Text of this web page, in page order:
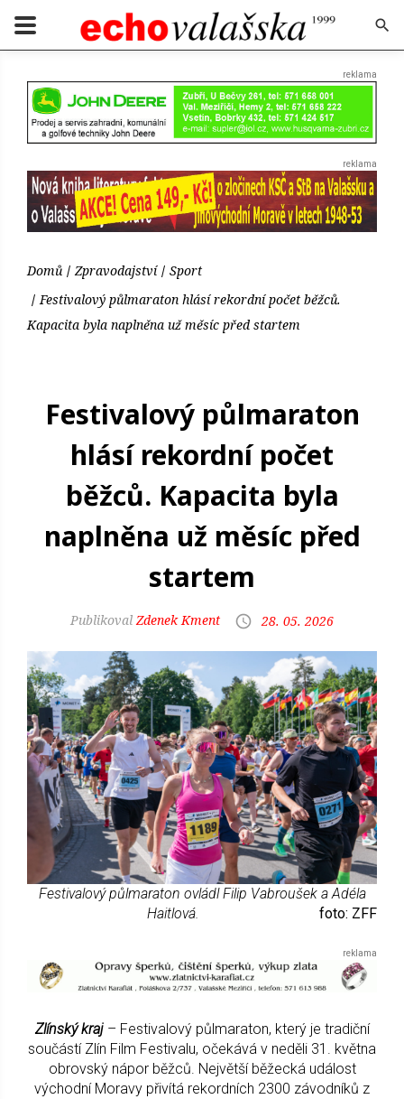
Domů Zpravodajství
Sport
Festivalový půlmaraton hlásí rekordní počet běžců.
Kapacita byla naplněna už měsíc před startem
Festivalový půlmaraton
hlásí rekordní počet
běžců. Kapacita byla
naplněna už měsíc před
startem
Zdenek Kment 28. 05. 2026
Festivalový půlmaraton ovládl Filip Vabroušek a Adéla
Haitlová.
foto: ZFF
Zlínský kraj – Festivalový půlmaraton, který je tradiční
součástí Zlín Film Festivalu, očekává v neděli 31. května
obrovský nápor běžců. Největší běžecká událost
východní Moravy přivítá rekordních 2300 závodníků z